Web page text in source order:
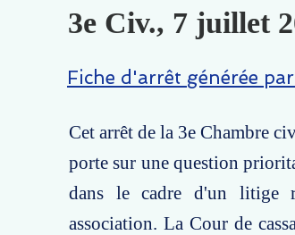
3e Civ., 7 juillet
Fiche d'arrêt générée
Cet arrêt de la 3e Chambre
porte sur une question
dans le cadre d'un litige
association. La Cour de